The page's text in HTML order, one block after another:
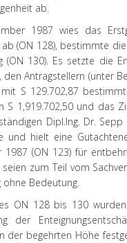
ab.
1987 wies das
(ON 128), bestimmte
130). Es setzte die
Antragstellern (unter
S 129.702,87
S 1,919.702,50 und das
Dipl.Ing. Dr.
und hielt eine
(ON 123) für
zum Teil vom
ohne Bedeutung.
ON 128 bis 130
der
der begehrten Höhe